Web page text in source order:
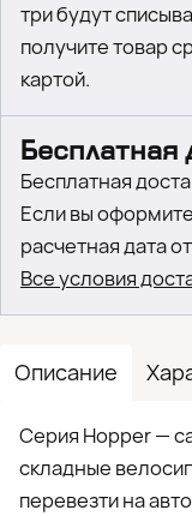
Описание
Серия Hopper —
складные
перевезти на
три будут
получите товар
картой.
Бесплатная
Бесплатная
Если вы
расчетная дата
Все условия